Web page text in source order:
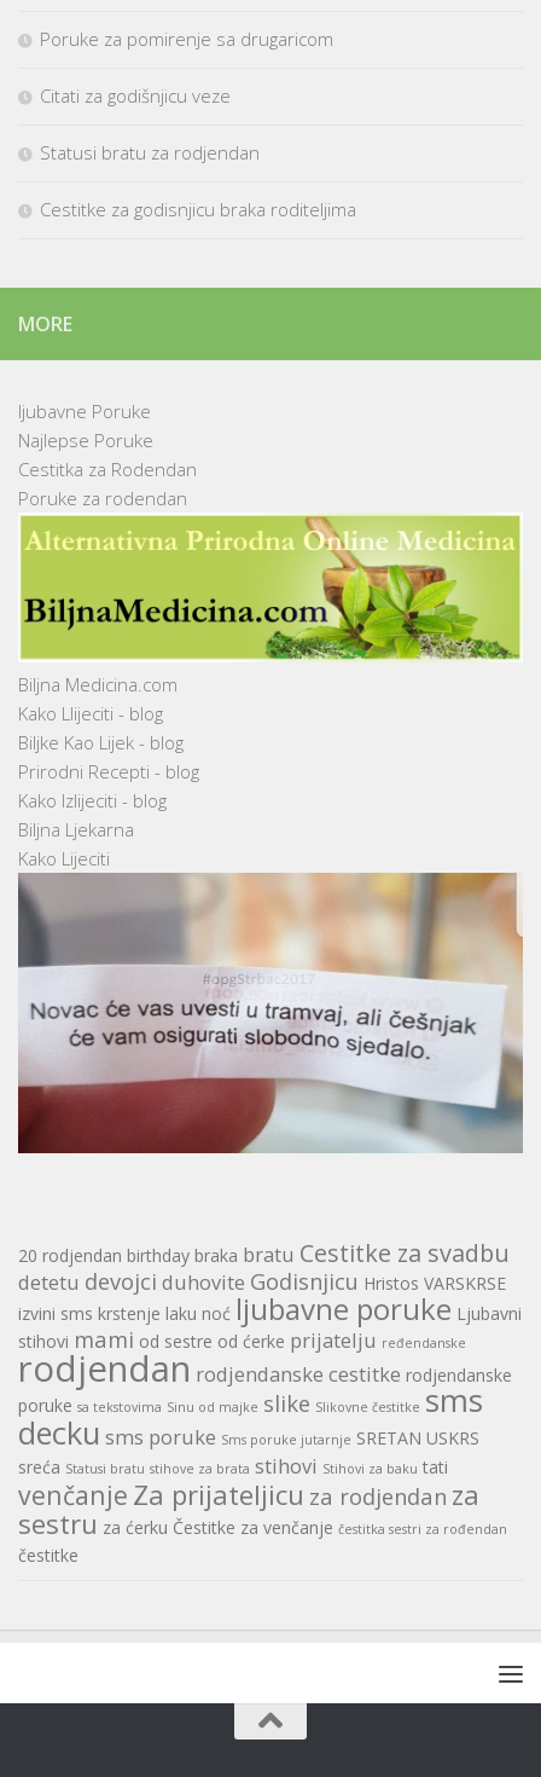
Poruke za pomirenje sa drugaricom
Citati za godišnjicu veze
Statusi bratu za rodjendan
Cestitke za godisnjicu braka roditeljima
MORE
ljubavne Poruke
Najlepse Poruke
Cestitka za Rodendan
Poruke za rodendan
Biljna Medicina.com
Kako Llijeciti - blog
Biljke Kao Lijek - blog
Prirodni Recepti - blog
Kako Izlijeciti - blog
Biljna Ljekarna
Kako Lijeciti
20 rodjendan birthday braka bratu Cestitke za svadbu
detetu devojci duhovite Godisnjicu Hristos VARSKRSE
izvini sms krstenje laku noć ljubavne poruke Ljubavni
stihovi mami od sestre od ćerke prijatelju ređendanske
rodjendan rodjendanske cestitke rodjendanske
poruke sa tekstovima Sinu od majke slike Slikovne čestitke sms
decku sms poruke Sms poruke jutarnje SRETAN USKRS
sreća Statusi bratu stihove za brata stihovi Stihovi za baku tati
venčanje Za prijateljicu za rodjendan za
sestru za ćerku Čestitke za venčanje čestitka sestri za rođendan
čestitke